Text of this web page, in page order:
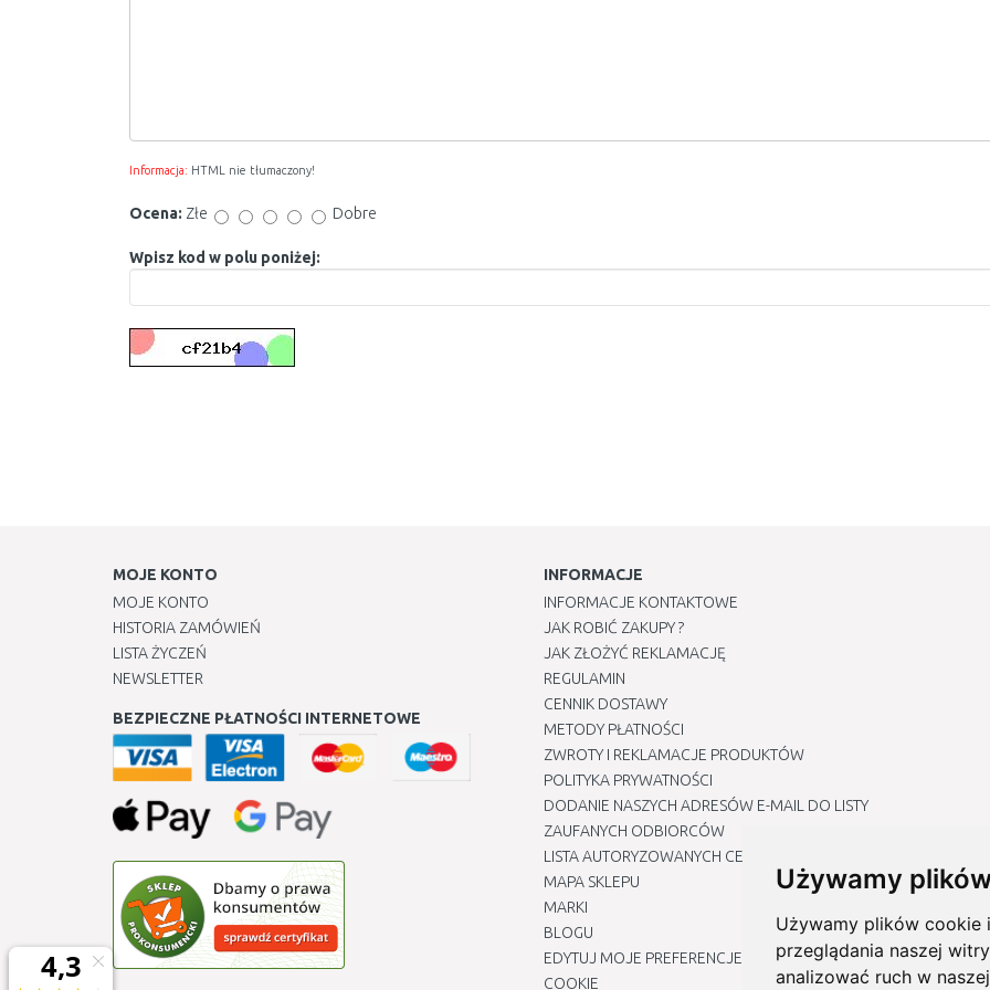
Używamy
Używamy plików cookie
przeglądania naszej
analizować ruch w
Informacja: HTML nie tłumaczony!
Ocena: Złe Dobre
Wpisz kod w polu poniżej:
MOJE KONTO
MOJE KONTO
HISTORIA ZAMÓWIEŃ
LISTA ŻYCZEŃ
NEWSLETTER
BEZPIECZNE PŁATNOŚCI INTERNETOWE
INFORMACJE
INFORMACJE KONTAKTOWE
JAK ROBIĆ ZAKUPY ?
JAK ZŁOŻYĆ REKLAMACJĘ
REGULAMIN
CENNIK DOSTAWY
METODY PŁATNOŚCI
ZWROTY I REKLAMACJE PRODUKTÓW
POLITYKA PRYWATNOŚCI
DODANIE NASZYCH ADRESÓW E-MAIL DO LISTY
ZAUFANYCH ODBIORCÓW
LISTA AUTORYZOWANYCH CENTRÓW SERWISOWYCH
MAPA SKLEPU
MARKI
BLOGU
EDYTUJ MOJE PREFERENCJE DOTYCZĄCE PLIKÓW
COOKIE